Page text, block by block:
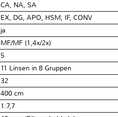
CA, NA, SA
EX, DG, APO, HSM, IF, CONV
ja
MF/MF (1,4x/2x)
5
11 Linsen in 8 Gruppen
32
400 cm
1:7,7